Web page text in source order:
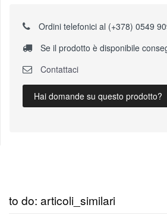
Ordini telefonici al (+378) 0549
Se il prodotto è disponibile
Contattaci
Hai domande su questo prodotto?
to do: articoli_similari